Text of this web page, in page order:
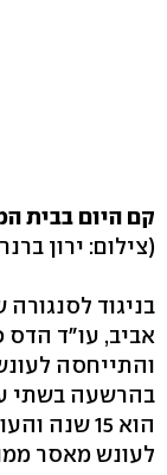
קם היום בבית
(צילום: ירון
בניגוד
אביב, עו"ד הדס
והתייחסה
בהרשעה בשתי
הוא 15
לעונש מאסר